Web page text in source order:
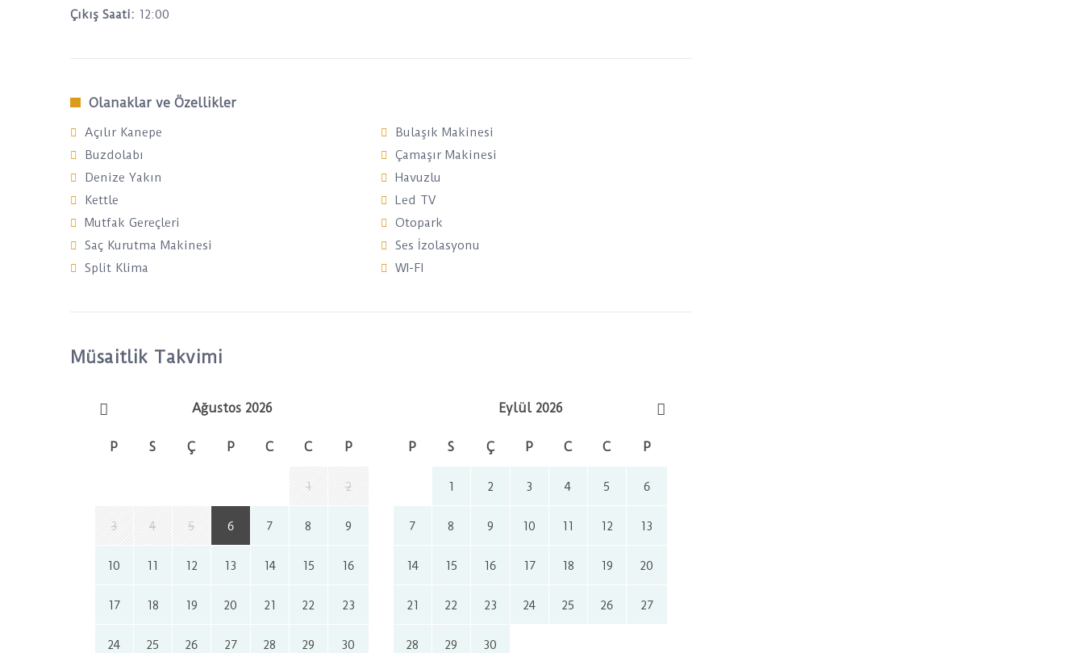
Çıkış Saati: 12:00
Olanaklar ve Özellikler
Açılır Kanepe
Bulaşık Makinesi
Buzdolabı
Çamaşır Makinesi
Denize Yakın
Havuzlu
Kettle
Led TV
Mutfak Gereçleri
Otopark
Saç Kurutma Makinesi
Ses İzolasyonu
Split Klima
WI-FI
Müsaitlik Takvimi
Ağustos 2026
P S Ç P C C P
1 2
3 4 5 6 7 8 9
10 11 12 13 14 15 16
17 18 19 20 21 22 23
24 25 26 27 28 29 30
Eylül 2026
P S Ç P C C P
1 2 3 4 5 6
7 8 9 10 11 12 13
14 15 16 17 18 19 20
21 22 23 24 25 26 27
28 29 30